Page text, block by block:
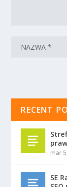
RECENT
mar
SE